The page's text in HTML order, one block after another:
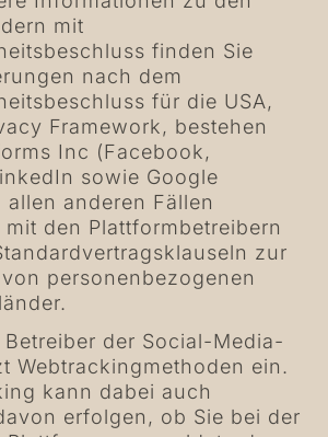
mit
finden Sie
nach dem
für die USA,
Framework, bestehen
Inc (Facebook,
sowie Google
allen anderen Fällen
den Plattformbetreibern
zur
personenbezogenen
Betreiber der Social-Media-
Webtrackingmethoden ein.
kann dabei auch
erfolgen, ob Sie bei der